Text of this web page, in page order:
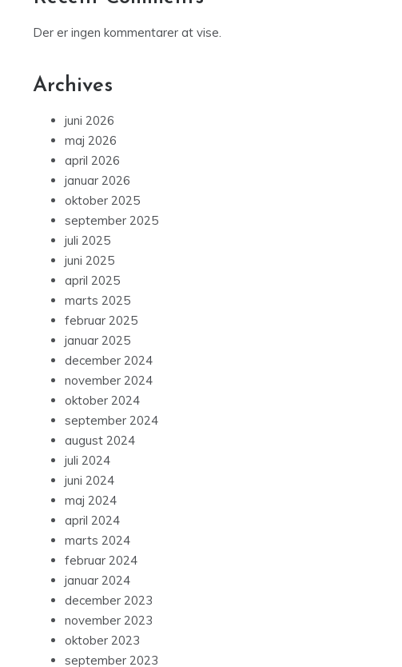
Der er ingen kommentarer at vise.
Archives
juni 2026
maj 2026
april 2026
januar 2026
oktober 2025
september 2025
juli 2025
juni 2025
april 2025
marts 2025
februar 2025
januar 2025
december 2024
november 2024
oktober 2024
september 2024
august 2024
juli 2024
juni 2024
maj 2024
april 2024
marts 2024
februar 2024
januar 2024
december 2023
november 2023
oktober 2023
september 2023